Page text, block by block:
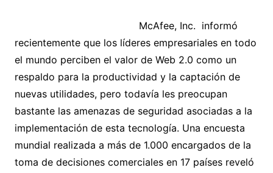
McAfee, Inc. informó
recientemente que los líderes empresariales en todo
el mundo perciben el valor de Web 2.0 como un
respaldo para la productividad y la captación de
nuevas utilidades, pero todavía les preocupan
bastante las amenazas de seguridad asociadas a la
implementación de esta tecnología. Una encuesta
mundial realizada a más de 1.000 encargados de la
toma de decisiones comerciales en 17 países reveló